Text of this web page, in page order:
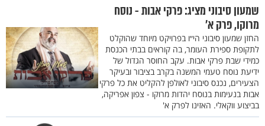
שמעון סיבוני מציג: פרקי אבות - נוסח
מרוקו, פרק א'
החזן שמעון סיבוני הי״ו בפרויקט מיוחד שהוקלט
לתקופת ספירת העומר, בה קוראים בבתי הכנסת
כמידי שבת פרקי אבות. עקב החוסר הגדול של
ידיעת נוסח טעמי המשנה בקרב בציבור ובעיקר
הצעירים, נכנס סיבוני לאולפן להקליט את כל פרקי
אבות בנעימות בנוסח יהדות מרוקו - צפון אפריקה,
בביצוע ווקאלי. האזינו לפרק א'